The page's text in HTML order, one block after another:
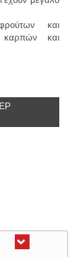
και
καρπών και